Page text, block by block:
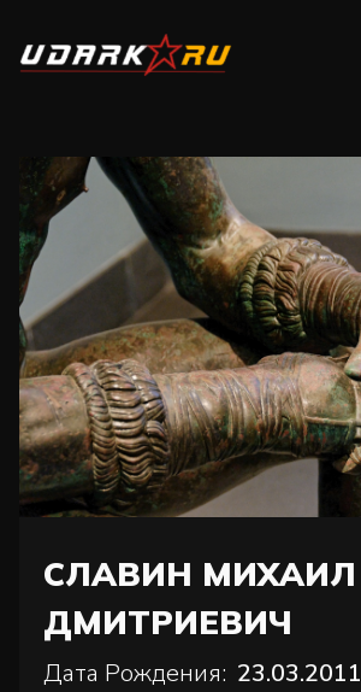
СЛАВИН МИХАИЛ
ДМИТРИЕВИЧ
Дата Рождения: 23.03.2011